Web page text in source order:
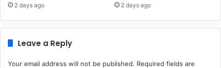
2 days ago 2 days ago
Leave a Reply
Your email address will not be published. Required fields are